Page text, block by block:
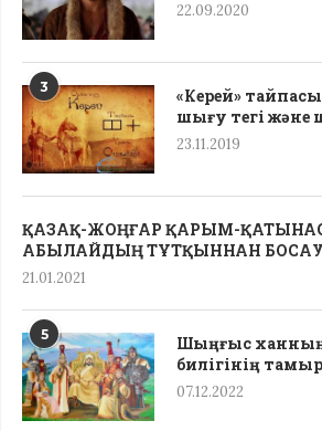
22.09.2020
3
«Керей»
шығу тегі жəне
23.11.2019
ҚАЗАҚ-ЖОҢҒАР ҚАРЫМ-
АБЫЛАЙДЫҢ ТҰТҚЫННАН
21.01.2021
5
Шыңғыс ханның
билігінің
07.12.2022